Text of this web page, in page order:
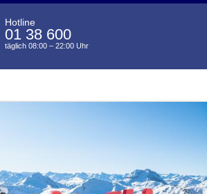
Hotline
01 38 600
täglich 08:00 – 22:00 Uhr